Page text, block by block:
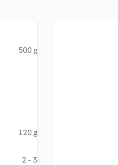
500 g
120 g
2 - 3